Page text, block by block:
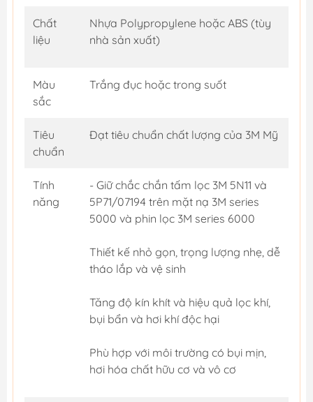
Chất
liệu
Nhựa Polypropylene hoặc ABS (tùy
nhà sản xuất)
Màu
sắc
Trắng đục hoặc trong suốt
Tiêu
chuẩn
Đạt tiêu chuẩn chất lượng của 3M Mỹ
Tính
năng
- Giữ chắc chắn tấm lọc 3M 5N11 và
5P71/07194 trên mặt nạ 3M series
5000 và phin lọc 3M series 6000
Thiết kế nhỏ gọn, trọng lượng nhẹ, dễ
tháo lắp và vệ sinh
Tăng độ kín khít và hiệu quả lọc khí,
bụi bẩn và hơi khí độc hại
Phù hợp với môi trường có bụi mịn,
hơi hóa chất hữu cơ và vô cơ